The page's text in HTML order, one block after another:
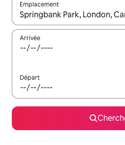
Emplacement
Quand les résultats sont
Arrivée
Départ